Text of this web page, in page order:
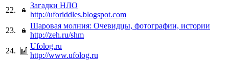
22.
Загадки НЛО
http://uforiddles.blogspot.com
23.
Шаровая молния: Очевидцы, фотографии, истории
http://zeh.ru/shm
24.
Ufolog.ru
http://www.ufolog.ru